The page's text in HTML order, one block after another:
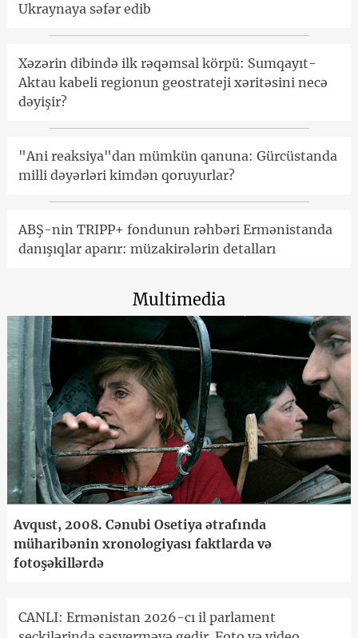
Ukraynaya səfər edib
Xəzərin dibində ilk rəqəmsal körpü: Sumqayıt-
Aktau kabeli regionun geostrateji xəritəsini necə
dəyişir?
"Ani reaksiya"dan mümkün qanuna: Gürcüstanda
milli dəyərləri kimdən qoruyurlar?
ABŞ-nin TRIPP+ fondunun rəhbəri Ermənistanda
danışıqlar aparır: müzakirələrin detalları
Multimedia
Avqust, 2008. Cənubi Osetiya ətrafında
müharibənin xronologiyası faktlarda və
fotoşəkillərdə
CANLI: Ermənistan 2026-cı il parlament